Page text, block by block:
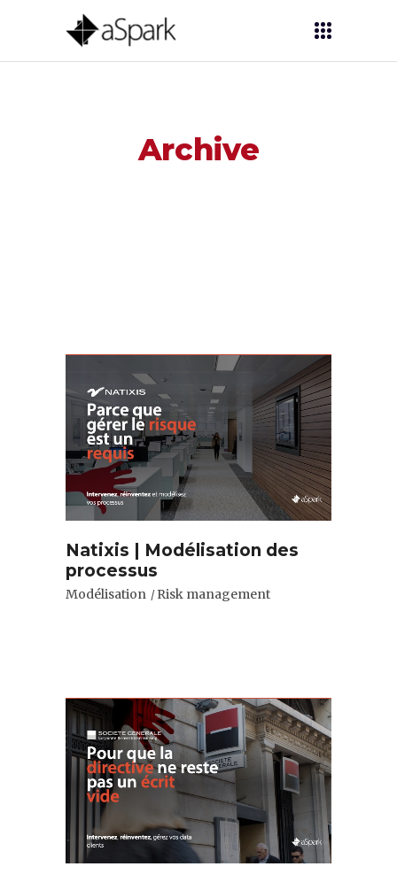
Archive
Natixis | Modélisation des
processus
Modélisation Risk management